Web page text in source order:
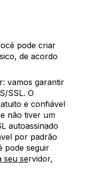
pode criar
de acordo
vamos garantir
SSL. O
e confiável
não tiver um
autoassinado
por padrão
pode seguir
seu servidor,